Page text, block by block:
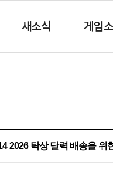
새소식 게임
2026 탁상 달력 배송을 위